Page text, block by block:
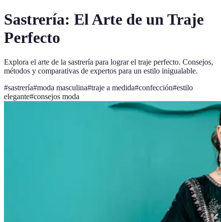
Sastrería: El Arte de un Traje
Perfecto
Explora el arte de la sastrería para lograr el traje perfecto. Consejos,
métodos y comparativas de expertos para un estilo inigualable.
#sastrería#moda masculina#traje a medida#confección#estilo
elegante#consejos moda